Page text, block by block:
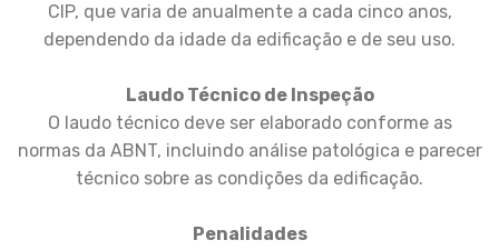
CIP, que varia de anualmente a cada cinco anos,
dependendo da idade da edificação e de seu uso.
Laudo Técnico de Inspeção
O laudo técnico deve ser elaborado conforme as
normas da ABNT, incluindo análise patológica e parecer
técnico sobre as condições da edificação.
Penalidades